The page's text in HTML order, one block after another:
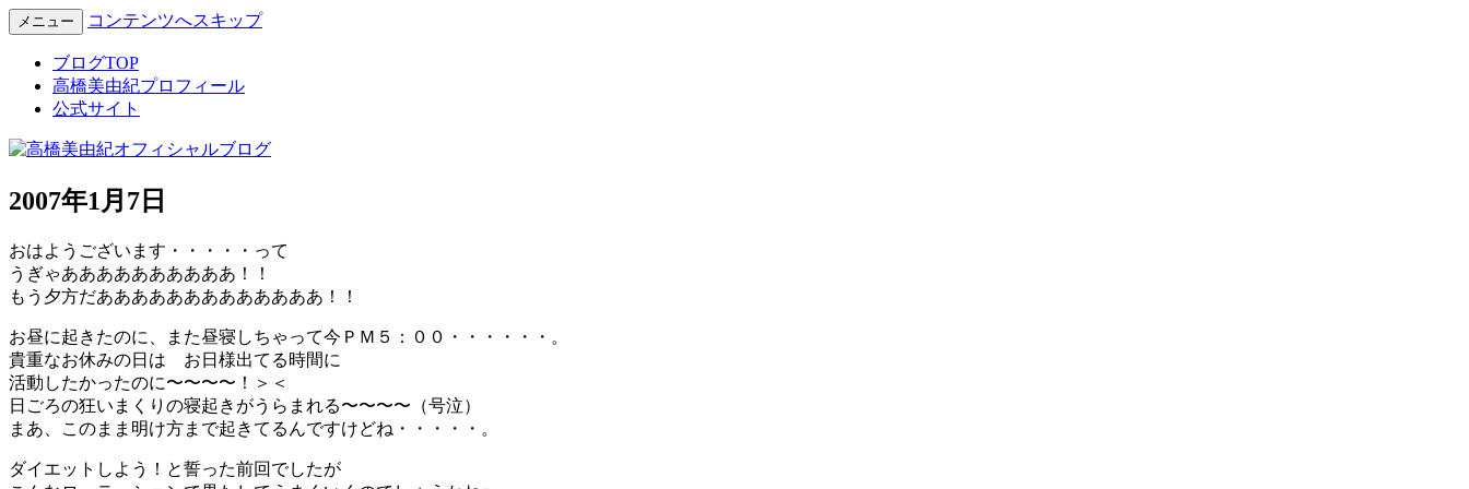
高橋美由紀オフィシャルブログ
Miyuki Takahashi Official Blog
メニュー コンテンツへスキップ
ブログTOP
高橋美由紀プロフィール
公式サイト
2007年1月7日
おはようございます・・・・・って
うぎゃああああああああああ！！
もう夕方だあああああああああああああ！！
お昼に起きたのに、また昼寝しちゃって今ＰＭ５：００・・・・・・。
貴重なお休みの日は お日様出てる時間に
活動したかったのに〜〜〜〜！＞＜
日ごろの狂いまくりの寝起きがうらまれる〜〜〜〜（号泣）
まあ、このまま明け方まで起きてるんですけどね・・・・・。
ダイエットしよう！と誓った前回でしたが